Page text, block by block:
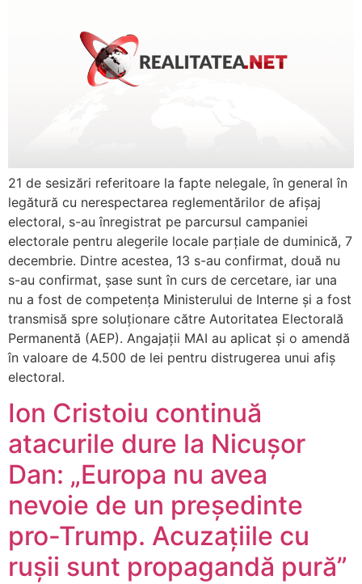
21 de sesizări referitoare la fapte nelegale, în general în
legătură cu nerespectarea reglementărilor de afișaj
electoral, s-au înregistrat pe parcursul campaniei
electorale pentru alegerile locale parțiale de duminică, 7
decembrie. Dintre acestea, 13 s-au confirmat, două nu
s-au confirmat, șase sunt în curs de cercetare, iar una
nu a fost de competența Ministerului de Interne și a fost
transmisă spre soluționare către Autoritatea Electorală
Permanentă (AEP). Angajații MAI au aplicat și o amendă
în valoare de 4.500 de lei pentru distrugerea unui afiș
electoral.
Ion Cristoiu continuă
atacurile dure la Nicușor
Dan: „Europa nu avea
nevoie de un președinte
pro-Trump. Acuzațiile cu
rușii sunt propagandă pură”